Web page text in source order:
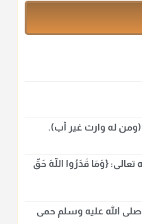
صحيحاً يعتمد عليه من سنة
عمل الصحابة رضي الله
ببصائرهم: "والرافضة ليس
الله تعالى: {وَمَا قَدَرُوا اللَّهَ حَقَّ
النبي صلى الله عليه وسلم حمى